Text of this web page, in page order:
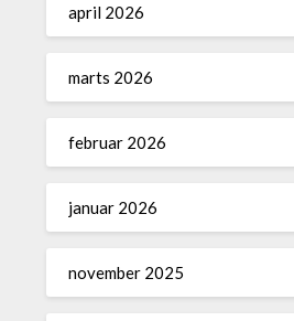
april 2026
marts 2026
februar 2026
januar 2026
november 2025